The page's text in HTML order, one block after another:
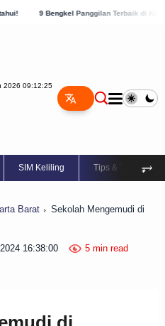
Panggilan Terbaik di Kabupaten Semarang,
2026 09:12:26
SIM Keliling Tips & Trik ⥅
Barat
Sekolah Mengemudi di
16:38:00 5 min read